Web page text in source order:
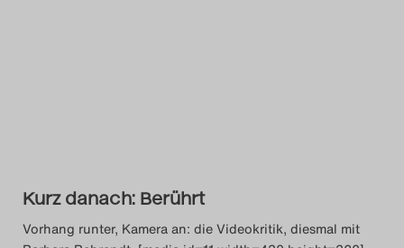
Kurz danach: Berührt
Vorhang runter, Kamera an: die Videokritik, diesmal mit